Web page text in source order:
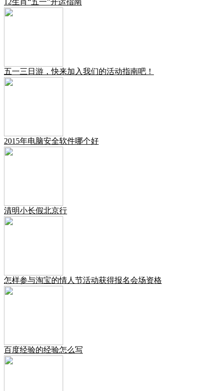
12生肖“五一”开运指南
五一三日游，快来加入我们的活动指南吧！
2015年电脑安全软件哪个好
清明小长假北京行
怎样参与淘宝的情人节活动获得报名会场资格
百度经验的经验怎么写